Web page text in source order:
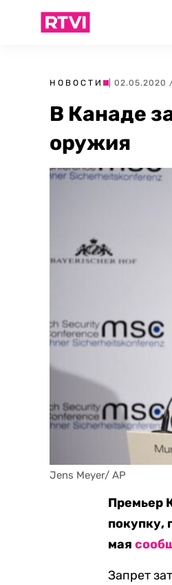
НОВОСТИ | 02.05.2020
В Канаде
оружия
Jens Meyer/ AP
Премьер
покупку,
мая
Запрет